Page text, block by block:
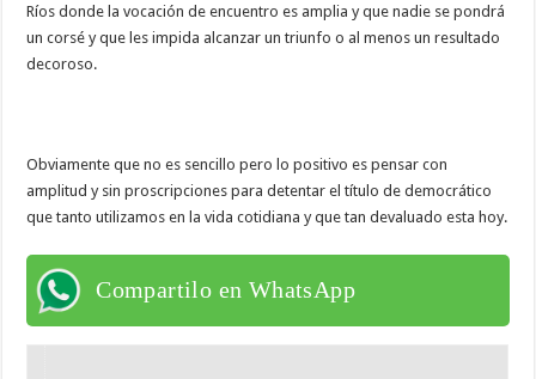
Ríos donde la vocación de encuentro es amplia y que nadie se pondrá
un corsé y que les impida alcanzar un triunfo o al menos un resultado
decoroso.
Obviamente que no es sencillo pero lo positivo es pensar con
amplitud y sin proscripciones para detentar el título de democrático
que tanto utilizamos en la vida cotidiana y que tan devaluado esta hoy.
Compartilo en WhatsApp